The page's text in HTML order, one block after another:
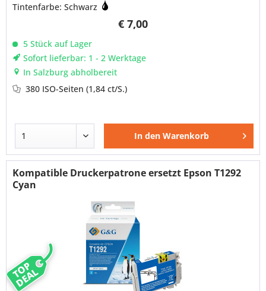
€ 7,00
Tintenfarbe: Schwarz
5 Stück auf Lager
Sofort lieferbar: 1 - 2 Werktage
In Salzburg abholbereit
380 ISO-Seiten(1,84 ct/S.)
In den Warenkorb
TOP
DEAL
Kompatible Druckerpatrone ersetzt Epson T1292
Cyan